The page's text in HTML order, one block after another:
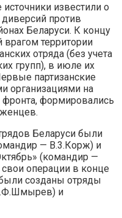
известили о
против
Беларуси. К концу
врагом территории
отряда (без учета
групп), в июле их
партизанские
организациями на
фронта, формировались
Беларуси были
— В.3.Корж) и
(командир —
операции в конце
созданы отряды
и